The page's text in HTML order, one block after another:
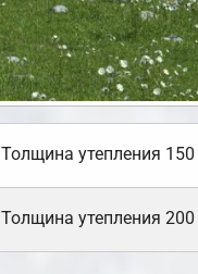
Толщина утепления
Толщина утепления